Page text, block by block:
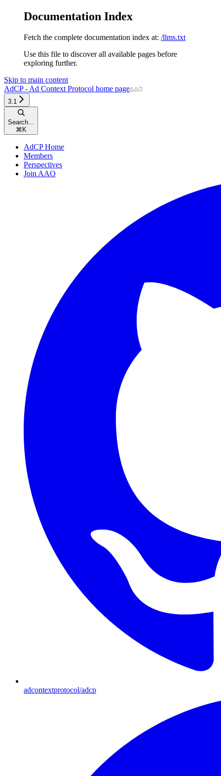
Documentation Index
Fetch the complete documentation index at: /llms.txt
Use this file to discover all available pages before
exploring further.
Skip to main content
AdCP - Ad Context Protocol home page
3.1
Search...
⌘ K
AdCP Home
Members
Perspectives
Join AAO
adcontextprotocol/adcp